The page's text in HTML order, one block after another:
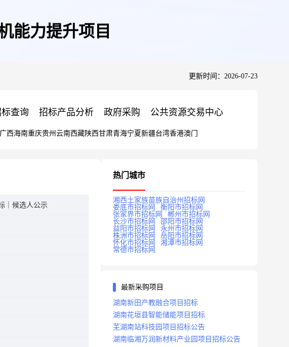
能力提升项目
更新时间：2026-07-23
查询 招标产品分析 政府采购 公共资源交易中心
广西海南重庆贵州 云南西藏陕西甘肃青海宁夏新疆台湾香港澳门
｜候选人公示
热门城市
湘西土家族苗族自治州招标网
娄底市招标网
衡阳市招标网
张家界市招标网
郴州市招标网
长沙市招标网
邵阳市招标网
益阳市招标网
永州市招标网
株洲市招标网
岳阳市招标网
怀化市招标网
湘潭市招标网
常德市招标网
最新采购项目
湖南新田产教融合项目招标
湖南花垣县智能储能项目招标
芜湖南站科技园项目招标公告
湖南临湘万润新材料产业园项目招标公告